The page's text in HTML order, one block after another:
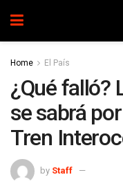
Home El País
¿Qué falló?
se sabrá
Tren
by Staff